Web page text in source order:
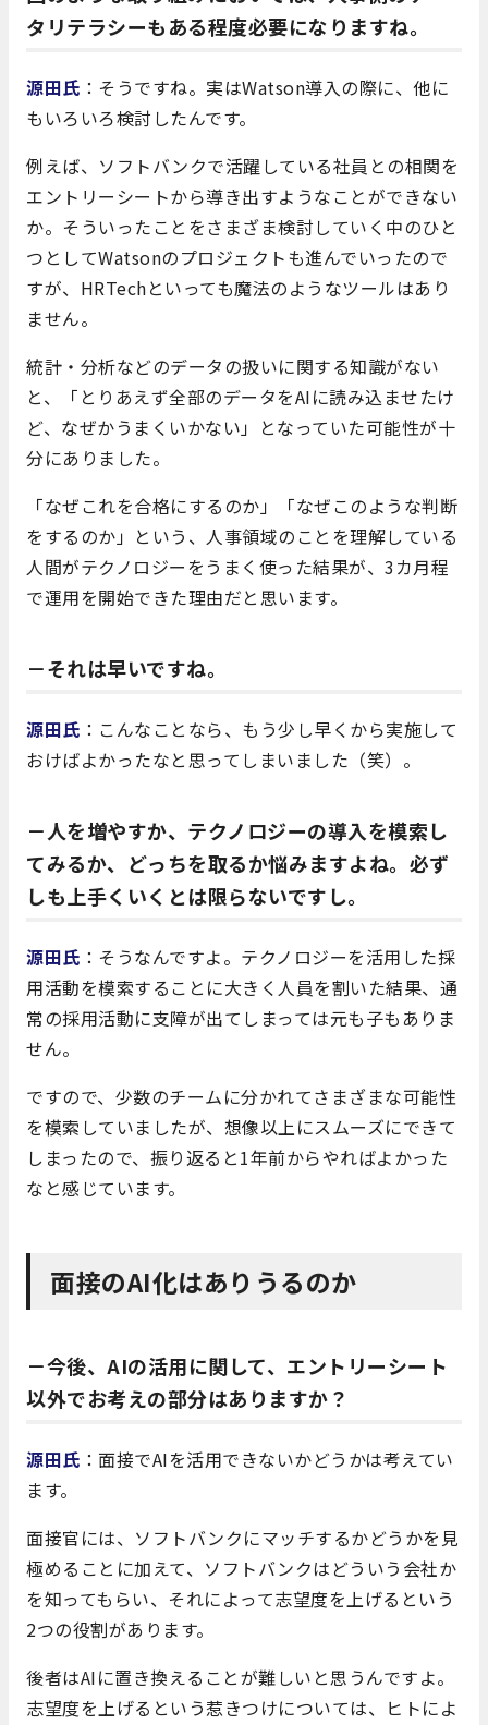
タリテラシーもある程度必要になりますね。
源田氏 ：そうですね。実はWatson導入の際に、他に
もいろいろ検討したんです。
例えば、ソフトバンクで活躍している社員との相関を
エントリーシートから導き出すようなことができない
か。そういったことをさまざま検討していく中のひと
つとしてWatsonのプロジェクトも進んでいったので
すが、HRTechといっても魔法のようなツールはあり
ません。
統計・分析などのデータの扱いに関する知識がない
と、「とりあえず全部のデータをAIに読み込ませたけ
ど、なぜかうまくいかない」となっていた可能性が十
分にありました。
「なぜこれを合格にするのか」「なぜこのような判断
をするのか」という、人事領域のことを理解している
人間がテクノロジーをうまく使った結果が、3カ月程
で運用を開始できた理由だと思います。
－それは早いですね。
源田氏 ：こんなことなら、もう少し早くから実施して
おけばよかったなと思ってしまいました（笑）。
－人を増やすか、テクノロジーの導入を模索し
てみるか、どっちを取るか悩みますよね。必ず
しも上手くいくとは限らないですし。
源田氏 ：そうなんですよ。テクノロジーを活用した採
用活動を模索することに大きく人員を割いた結果、通
常の採用活動に支障が出てしまっては元も子もありま
せん。
ですので、少数のチームに分かれてさまざまな可能性
を模索していましたが、想像以上にスムーズにできて
しまったので、振り返ると1年前からやればよかった
なと感じています。
面接のAI化はありうるのか
－今後、AIの活用に関して、エントリーシート
以外でお考えの部分はありますか？
源田氏 ：面接でAIを活用できないかどうかは考えてい
ます。
面接官には、ソフトバンクにマッチするかどうかを見
極めることに加えて、ソフトバンクはどういう会社か
を知ってもらい、それによって志望度を上げるという
2つの役割があります。
後者はAIに置き換えることが難しいと思うんですよ。
志望度を上げるという惹きつけについては、ヒトによ